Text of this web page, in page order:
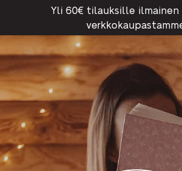
Yli 60€ tilauksille